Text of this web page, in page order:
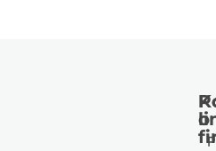
o